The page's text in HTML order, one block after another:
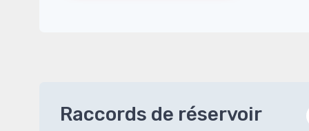
Raccords de réservoir